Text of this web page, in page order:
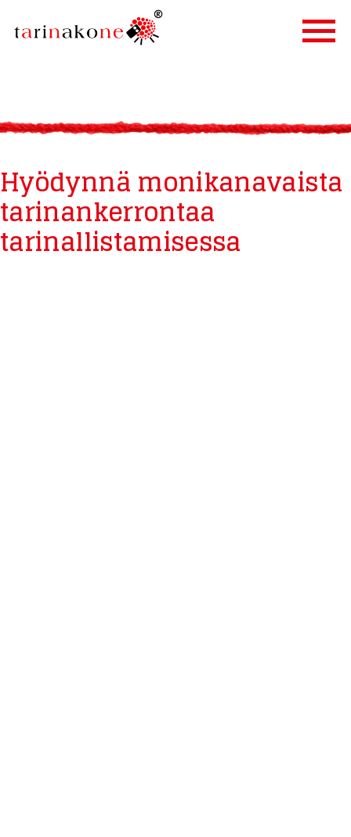
Hyödynnä monikanavaista
tarinankerrontaa
tarinallistamisessa
TARINALLISTAMINEN
TARINAKONE
ASIAKKAAT
BLOGI
YHTEYSTIEDOT